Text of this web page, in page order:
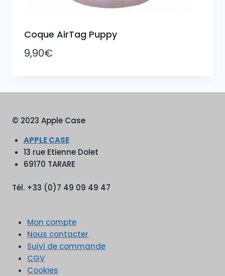
Coque AirTag Puppy
9,90€
© 2023 Apple Case
APPLE CASE
13 rue Etienne Dolet
69170 TARARE
Tél. +33 (0)7 49 09 49 47
Mon compte
Nous contacter
Suivi de commande
CGV
Cookies